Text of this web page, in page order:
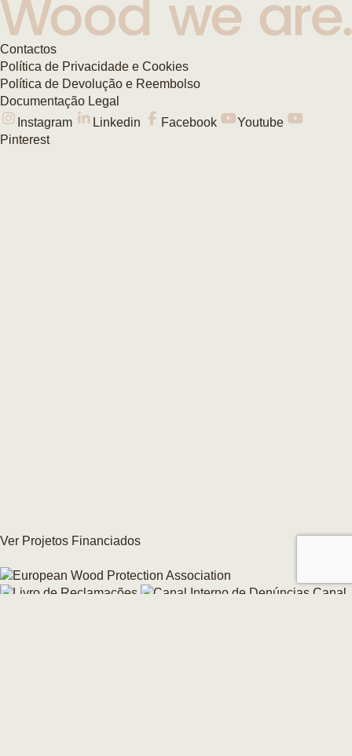
Contactos
Política de Privacidade e Cookies
Política de Devolução e Reembolso
Documentação Legal
Instagram
Linkedin Facebook
Youtube
Pinterest
Ver Projetos Financiados
Canal